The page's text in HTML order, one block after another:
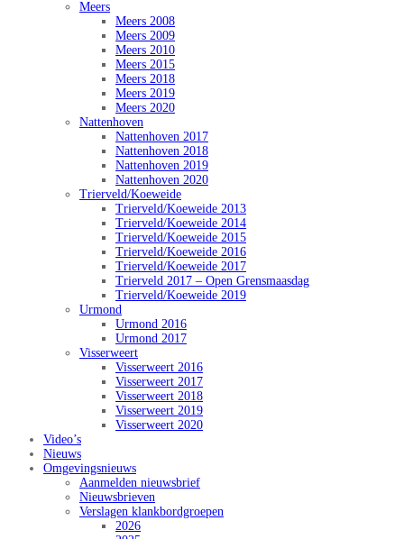
Meers
Meers 2008
Meers 2009
Meers 2010
Meers 2015
Meers 2018
Meers 2019
Meers 2020
Nattenhoven
Nattenhoven 2017
Nattenhoven 2018
Nattenhoven 2019
Nattenhoven 2020
Trierveld/Koeweide
Trierveld/Koeweide 2013
Trierveld/Koeweide 2014
Trierveld/Koeweide 2015
Trierveld/Koeweide 2016
Trierveld/Koeweide 2017
Trierveld 2017 – Open Grensmaasdag
Trierveld/Koeweide 2019
Urmond
Urmond 2016
Urmond 2017
Visserweert
Visserweert 2016
Visserweert 2017
Visserweert 2018
Visserweert 2019
Visserweert 2020
Video’s
Nieuws
Omgevingsnieuws
Aanmelden nieuwsbrief
Nieuwsbrieven
Verslagen klankbordgroepen
2026